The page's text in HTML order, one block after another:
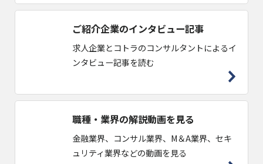
ご紹介企業のインタビュー記事
求人企業とコトラのコンサルタントによるイ
ンタビュー記事を読む
職種・業界の解説動画を見る
金融業界、コンサル業界、M＆A業界、セキ
ュリティ業界などの動画を見る